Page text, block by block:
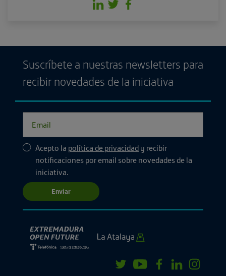
Suscríbete a nuestras newsletters para
recibir novedades de la iniciativa
Acepto la política de privacidad y recibir
notificaciones por email sobre novedades de la
iniciativa.
Enviar